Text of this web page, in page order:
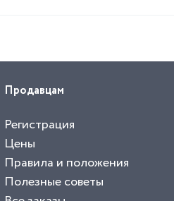
Продавцам
Регистрация
Цены
Правила и положения
Полезные советы